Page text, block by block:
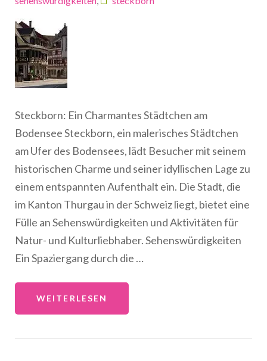
Steckborn: Ein Charmantes Städtchen am
Bodensee Steckborn, ein malerisches Städtchen
am Ufer des Bodensees, lädt Besucher mit seinem
historischen Charme und seiner idyllischen Lage zu
einem entspannten Aufenthalt ein. Die Stadt, die
im Kanton Thurgau in der Schweiz liegt, bietet eine
Fülle an Sehenswürdigkeiten und Aktivitäten für
Natur- und Kulturliebhaber. Sehenswürdigkeiten
Ein Spaziergang durch die …
WEITERLESEN